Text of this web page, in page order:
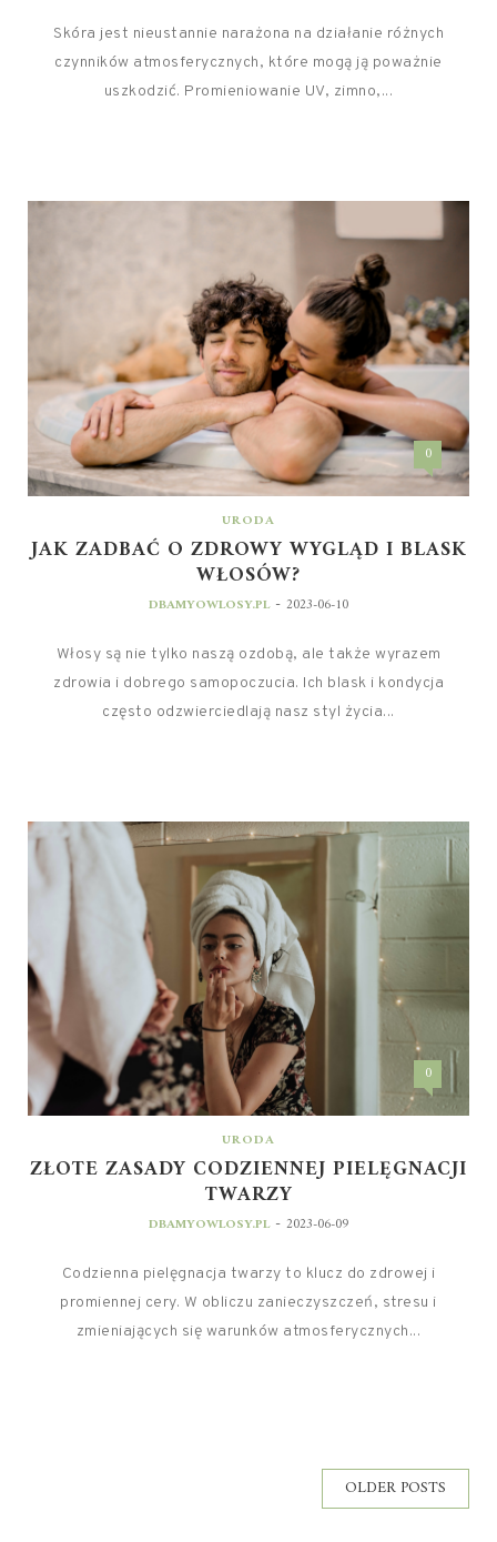
Skóra jest nieustannie narażona na działanie różnych
czynników atmosferycznych, które mogą ją poważnie
uszkodzić. Promieniowanie UV, zimno,...
0
URODA
JAK ZADBAĆ O ZDROWY WYGLĄD I BLASK
WŁOSÓW?
DBAMYOWLOSY.PL - 2023-06-10
Włosy są nie tylko naszą ozdobą, ale także wyrazem
zdrowia i dobrego samopoczucia. Ich blask i kondycja
często odzwierciedlają nasz styl życia...
0
URODA
ZŁOTE ZASADY CODZIENNEJ PIELĘGNACJI
TWARZY
DBAMYOWLOSY.PL - 2023-06-09
Codzienna pielęgnacja twarzy to klucz do zdrowej i
promiennej cery. W obliczu zanieczyszczeń, stresu i
zmieniających się warunków atmosferycznych...
OLDER POSTS